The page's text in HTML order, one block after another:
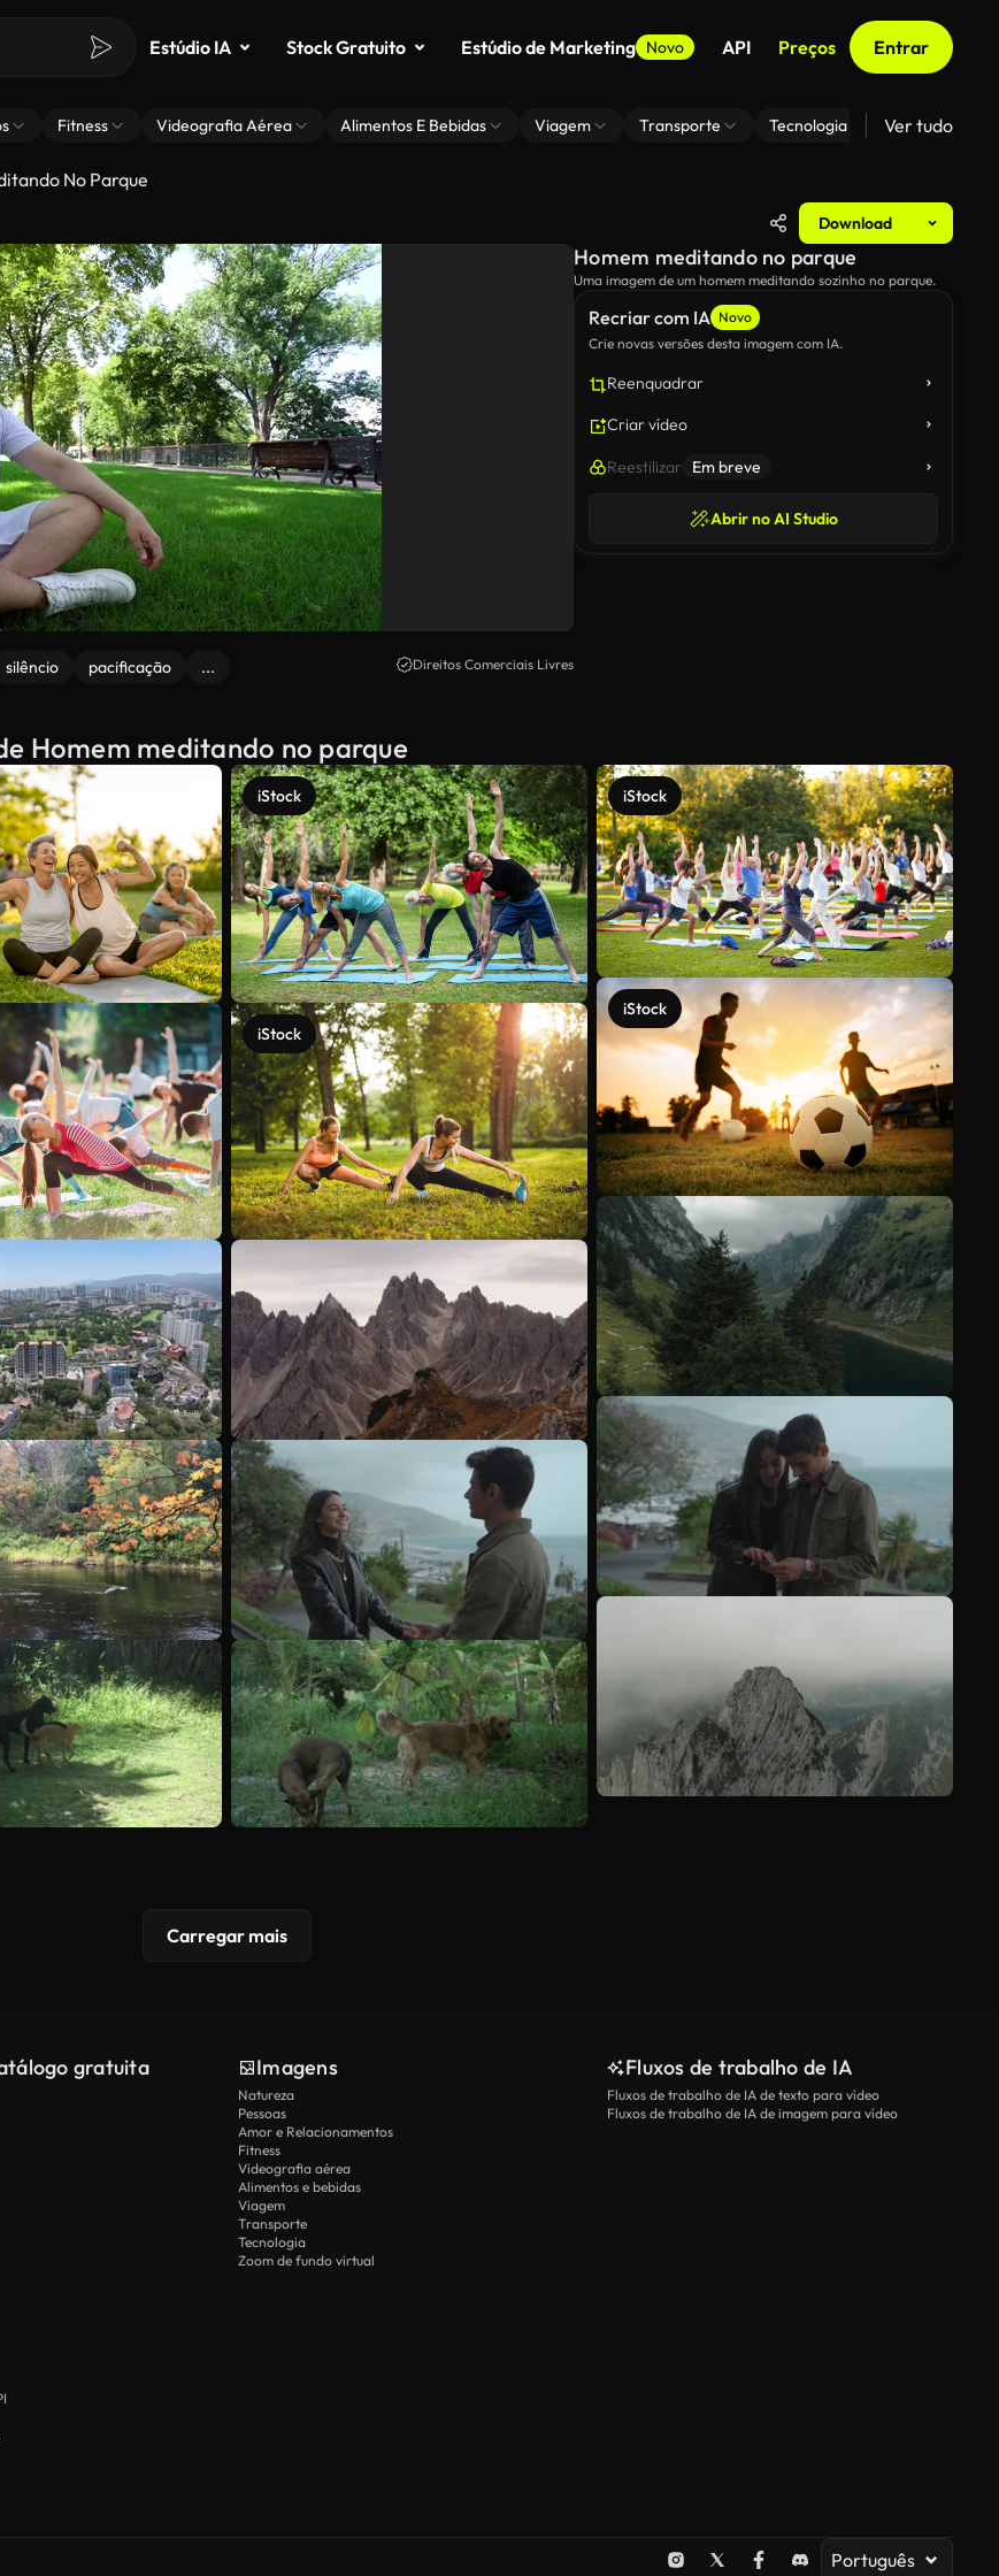
Estúdio IA Stock Gratuito Estúdio de Marketing Novo API Preços Entrar
Fitness Videografia Aérea Alimentos E Bebidas Viagem Transporte Tecnologia Zoom De
Ver tudo
No Parque
Download
silêncio pacificação ... Direitos Comerciais Livres
Recriar com IA Novo
Crie novas versões desta imagem com IA.
Reenquadrar
Criar vídeo
Reestilizar Em breve
Abrir no AI Studio
Homem meditando no parque
Uma imagem de um homem meditando sozinho no parque.
Homem meditando no parque
iStock
iStock
iStock
iStock
Veja mais
Carregar mais
gratuita Imagens
Natureza
Pessoas
Amor e Relacionamentos
Fitness
Videografia aérea
Alimentos e bebidas
Viagem
Transporte
Tecnologia
Zoom de fundo virtual
Fluxos de trabalho de IA
Fluxos de trabalho de IA de texto para vídeo
Fluxos de trabalho de IA de imagem para vídeo
Português